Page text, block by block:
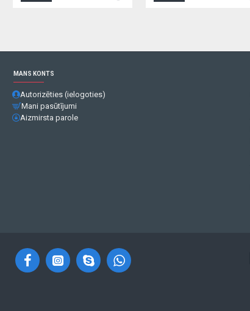
MANS KONTS
Autorizēties (ielogoties)
Mani pasūtījumi
Aizmirsta parole